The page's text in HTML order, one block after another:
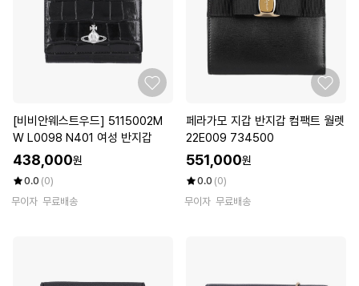
[비비안웨스트우드] 5115002M
W L0098 N401 여성 반지갑
438,000원
0.0 (0)
무이자 무료배송
페라가모 지갑 반지갑 컴팩트 월렛
22E009 734500
551,000원
0.0 (0)
무이자 무료배송